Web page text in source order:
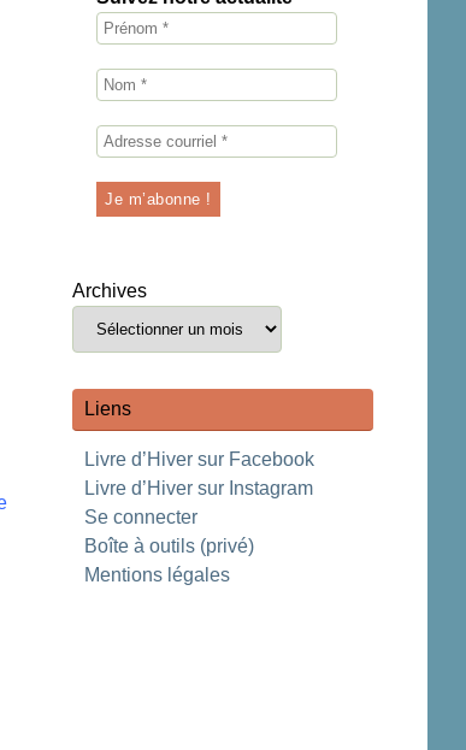
Archives
Liens
Livre d’Hiver sur Facebook
Livre d’Hiver sur Instagram
Se connecter
Boîte à outils (privé)
Mentions légales